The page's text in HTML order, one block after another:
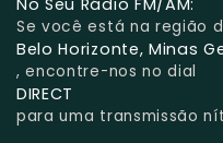
No Seu Rádio FM/AM:
Se você está na região
Belo Horizonte, Minas
, encontre-nos no dial
DIRECT
para uma transmissão